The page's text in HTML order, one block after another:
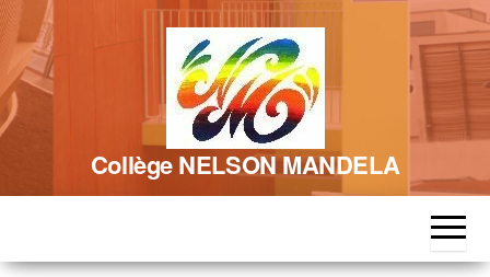
Skip
to
content
Collège NELSON MANDELA